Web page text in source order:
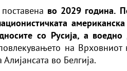
во 2029 година.
со Русија, а
на
во Белгија.